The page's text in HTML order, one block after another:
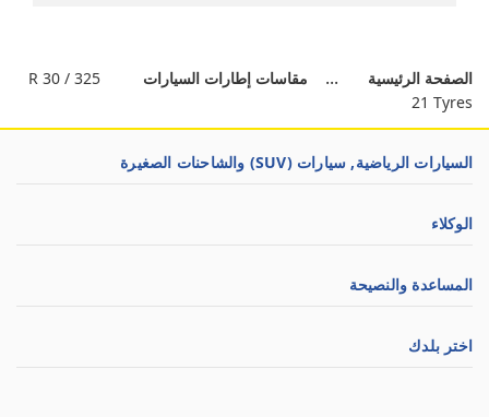
الصفحة الرئيسية مقاسات إطارات السيارات
325 / 30 R
21 Tyres
السيارات الرياضية, سيارات (SUV) والشاحنات الصغيرة
الوكلاء
المساعدة والنصيحة
اختر بلدك